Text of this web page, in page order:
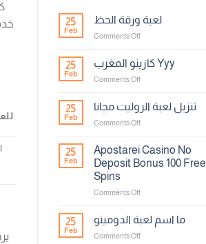
25
Feb
لعبة ورقة الحظ
Comments Offon
ورقة
الحظ
25
Feb
كازينو المغرب Yyy
Comments Offon
المغرب
Yyy
25
Feb
تنزيل لعبة الروليت مجانا
Comments Offon
لعبة
مجانا
25
Feb
Apostarei Casino No
Deposit Bonus 100 Free
Spins
Comments Offon
Casino
No
Deposit
25
Feb
ما اسم لعبة الدومينو
Comments Offon